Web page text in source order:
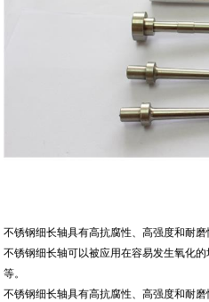
不锈钢细长轴具有高抗腐性、高强度和耐
不锈钢细长轴可以被应用在容易发生氧化
等。
不锈钢细长轴具有高抗腐性、高强度和耐